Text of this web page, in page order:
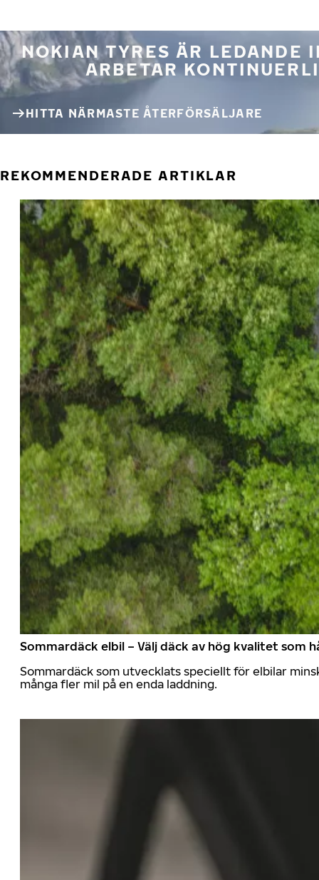
NOKIAN TYRES ÄR LEDANDE
ARBETAR
HITTA NÄRMASTE ÅTERFÖRSÄLJARE
REKOMMENDERADE ARTIKLAR
Sommardäck elbil – Välj däck av hög kvalitet som
Sommardäck som utvecklats speciellt för elbilar
många fler mil på en enda laddning.